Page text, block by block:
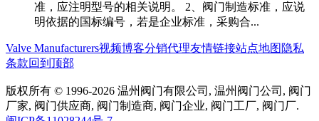
准，应注明型号的相关说明。 2、阀门制造标准，应说
明依据的国标编号，若是企业标准，采购合...
Valve Manufacturers视频博客分销代理友情链接站点地图 隐私
条款回到顶部
版权所有 © 1996-2026 温州阀门有限公司, 温州阀门公司, 阀门
厂家, 阀门供应商, 阀门制造商, 阀门企业, 阀门工厂, 阀门厂.